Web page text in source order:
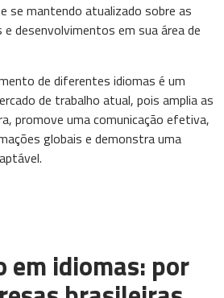
se mantendo atualizado sobre as
desenvolvimentos em sua área de
de diferentes idiomas é um
de trabalho atual, pois amplia as
promove uma comunicação efetiva,
globais e demonstra uma
em idiomas: por